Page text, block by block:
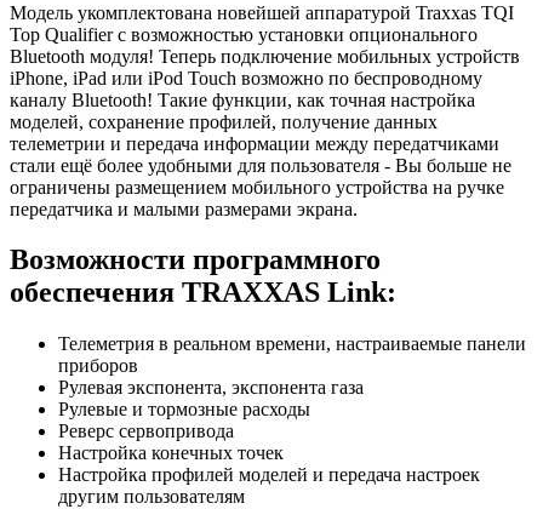
Модель укомплектована новейшей аппаратурой Traxxas TQI
Top Qualifier с возможностью установки опционального
Bluetooth модуля! Теперь подключение мобильных устройств
iPhone, iPad или iPod Touch возможно по беспроводному
каналу Bluetooth! Такие функции, как точная настройка
моделей, сохранение профилей, получение данных
телеметрии и передача информации между передатчиками
стали ещё более удобными для пользователя - Вы больше не
ограничены размещением мобильного устройства на ручке
передатчика и малыми размерами экрана.
Возможности программного
обеспечения TRAXXAS Link:
Телеметрия в реальном времени, настраиваемые панели
приборов
Рулевая экспонента, экспонента газа
Рулевые и тормозные расходы
Реверс сервопривода
Настройка конечных точек
Настройка профилей моделей и передача настроек
другим пользователям